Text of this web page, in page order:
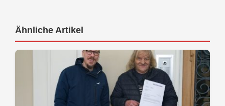
Ähnliche Artikel